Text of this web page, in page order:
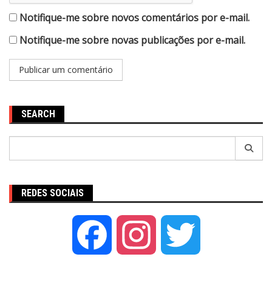
Notifique-me sobre novos comentários por e-mail.
Notifique-me sobre novas publicações por e-mail.
SEARCH
REDES SOCIAIS
Facebook Instagram